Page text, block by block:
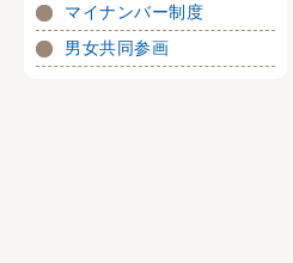
マイナンバー制度
男女共同参画